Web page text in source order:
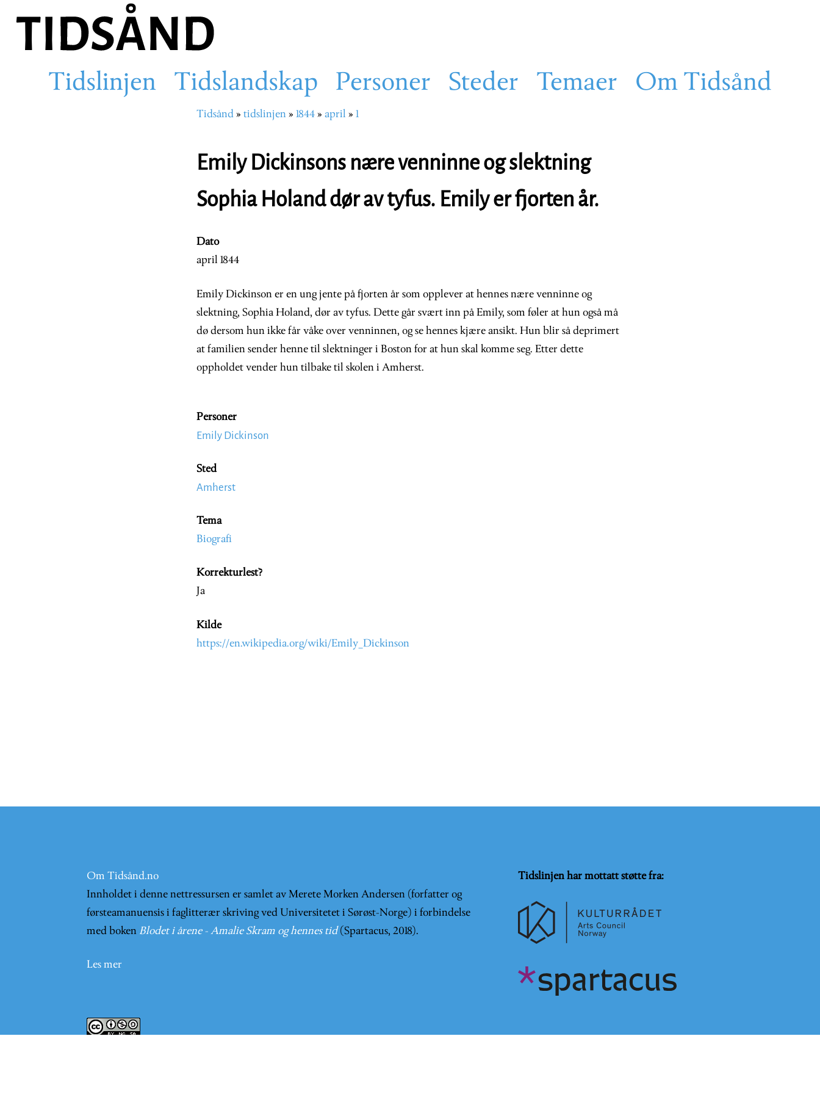
hovedinnhold
Main
Tidslinjen Tidslandskap Personer Steder Temaer Om Tidsånd
Navigasjonssti
Tidsånd tidslinjen 1844 april 1
Emily Dickinsons nære venninne og slektning
Sophia Holand dør av tyfus. Emily er fjorten år.
Dato
april 1844
Emily Dickinson er en ung jente på fjorten år som opplever at hennes nære venninne og
slektning, Sophia Holand, dør av tyfus. Dette går svært inn på Emily, som føler at hun også må
dø dersom hun ikke får våke over venninnen, og se hennes kjære ansikt. Hun blir så deprimert
at familien sender henne til slektninger i Boston for at hun skal komme seg. Etter dette
oppholdet vender hun tilbake til skolen i Amherst.
Personer
Emily Dickinson
Sted
Amherst
Tema
Biografi
Korrekturlest?
Ja
Kilde
https://en.wikipedia.org/wiki/Emily_Dickinson
Om Tidsånd.no
Innholdet i denne nettressursen er samlet av Merete Morken Andersen (forfatter og
førsteamanuensis i faglitterær skriving ved Universitetet i Sørøst-Norge) i forbindelse
med boken Blodet i årene - Amalie Skram og hennes tid (Spartacus, 2018).
Les mer
Tidslinjen har mottatt støtte fra: